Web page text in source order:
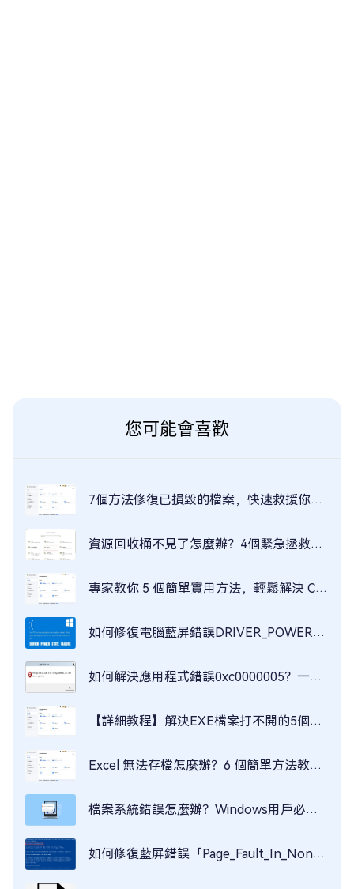
您可能會喜歡
7個方法修復已損毀的檔案，快速救援你的檔案！
資源回收桶不見了怎麼辦？4個緊急拯救方案！
專家教你 5 個簡單實用方法，輕鬆解決 CSV 亂碼問題！
如何修復電腦藍屏錯誤DRIVER_POWER_STATE_FAILURE？
如何解決應用程式錯誤0xc0000005？一步步教你快速修復
【詳細教程】解決EXE檔案打不開的5個方法
Excel 無法存檔怎麼辦？6 個簡單方法教你立即解決！
檔案系統錯誤怎麼辦？Windows用戶必讀修復指南！
如何修復藍屏錯誤「Page_Fault_In_Nonpaged_Area」？